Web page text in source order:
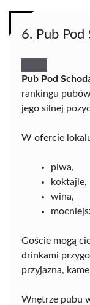
6. Pub Pod
Pub Pod
rankingu
jego silnej
W ofercie
piwa,
koktajle,
wina,
Goście mogą
drinkami
przyjazna,
Wnętrze pubu